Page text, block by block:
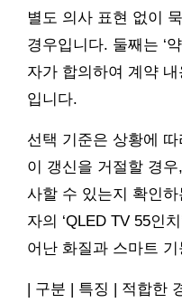
별도 의사 표현 없이
경우입니다. 둘째는 ‘
자가 합의하여 계약
입니다.
선택 기준은 상황에
이 갱신을 거절할 경
사할 수 있는지 확인
자의 ‘QLED TV 55인
어난 화질과 스마트
| 구분 | 특징 | 적합한